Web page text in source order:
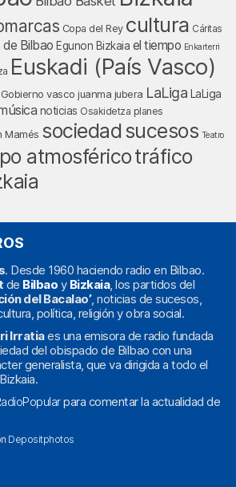
Copa del Rey cultura Cáritas
de Bilbao Egunon Bizkaia el tiempo Enkarterri
Euskadi (País Vasco)
Gobierno vasco juanma jubera LaLiga LaLiga
noticias Osakidetza planes
Mamés sociedad sucesos Teatro
atmosféricotráfico
. Desde 1960 haciendo radio en Bilbao.
de Bilbao y Bizkaia, los partidos del
del Bacalao’, noticias de sucesos,
política, religión y obra social.
Irratiaes una emisora de radio fundada
del obispado de Bilbao con una
generalista, que va dirigida a todo el
para comentar la actualidad de
Depositphotos